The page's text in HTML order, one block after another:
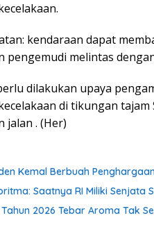
kendaraan dapat
pengemudi melintas
dilakukan upaya
di tikungan tajam
jalan . (Her)
Kemal Berbuah
Saatnya RI Miliki Senjata
2026 Tebar Aroma Tak